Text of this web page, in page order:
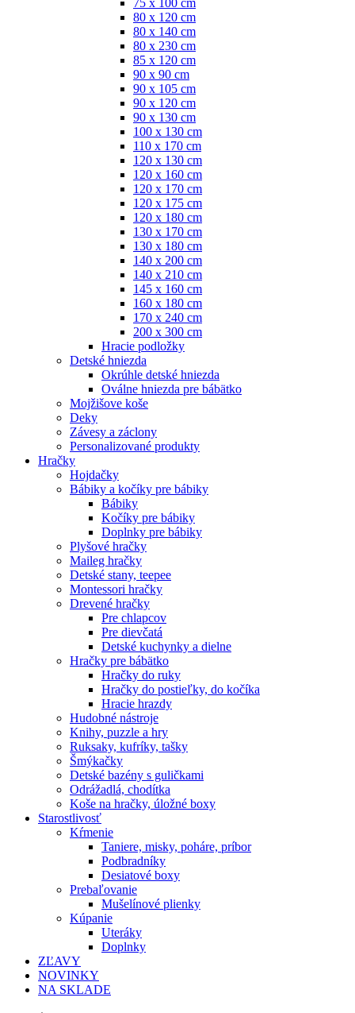
75 x 100 cm
80 x 120 cm
80 x 140 cm
80 x 230 cm
85 x 120 cm
90 x 90 cm
90 x 105 cm
90 x 120 cm
90 x 130 cm
100 x 130 cm
110 x 170 cm
120 x 130 cm
120 x 160 cm
120 x 170 cm
120 x 175 cm
120 x 180 cm
130 x 170 cm
130 x 180 cm
140 x 200 cm
140 x 210 cm
145 x 160 cm
160 x 180 cm
170 x 240 cm
200 x 300 cm
Hracie podložky
Detské hniezda
Okrúhle detské hniezda
Oválne hniezda pre bábätko
Mojžišove koše
Deky
Závesy a záclony
Personalizované produkty
Hračky
Hojdačky
Bábiky a kočíky pre bábiky
Bábiky
Kočíky pre bábiky
Doplnky pre bábiky
Plyšové hračky
Maileg hračky
Detské stany, teepee
Montessori hračky
Drevené hračky
Pre chlapcov
Pre dievčatá
Detské kuchynky a dielne
Hračky pre bábätko
Hračky do ruky
Hračky do postieľky, do kočíka
Hracie hrazdy
Hudobné nástroje
Knihy, puzzle a hry
Ruksaky, kufríky, tašky
Šmýkačky
Detské bazény s guličkami
Odrážadlá, chodítka
Koše na hračky, úložné boxy
Starostlivosť
Kŕmenie
Taniere, misky, poháre, príbor
Podbradníky
Desiatové boxy
Prebaľovanie
Mušelínové plienky
Kúpanie
Uteráky
Doplnky
ZĽAVY
NOVINKY
NA SKLADE